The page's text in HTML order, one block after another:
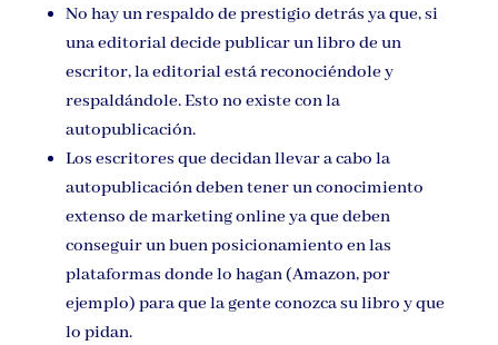
No hay un respaldo de prestigio detrás ya que, si
una editorial decide publicar un libro de un
escritor, la editorial está reconociéndole y
respaldándole. Esto no existe con la
autopublicación.
Los escritores que decidan llevar a cabo la
autopublicación deben tener un conocimiento
extenso de marketing online ya que deben
conseguir un buen posicionamiento en las
plataformas donde lo hagan (Amazon, por
ejemplo) para que la gente conozca su libro y que
lo pidan.